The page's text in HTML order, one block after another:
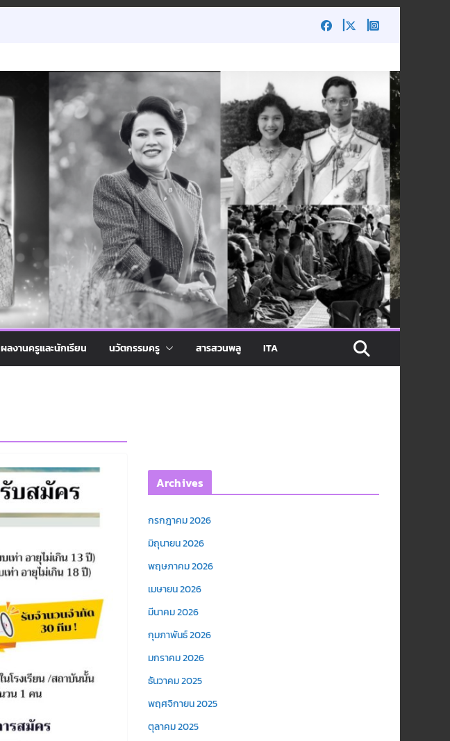
ผลงานครูและนักเรียน นวัตกรรมครู สารสวนพลู ITA
Archives
กรกฎาคม 2026
มิถุนายน 2026
พฤษภาคม 2026
เมษายน 2026
มีนาคม 2026
กุมภาพันธ์ 2026
มกราคม 2026
ธันวาคม 2025
พฤศจิกายน 2025
ตุลาคม 2025